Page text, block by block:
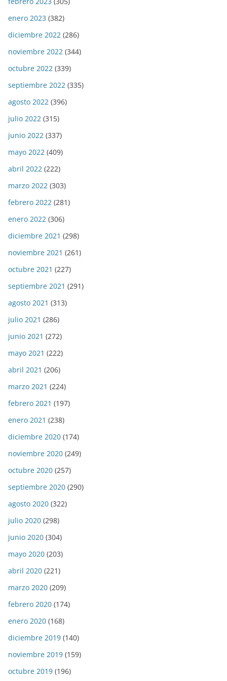
enero 2023 (382)
diciembre 2022 (286)
noviembre 2022 (344)
octubre 2022 (339)
septiembre 2022 (335)
agosto 2022 (396)
julio 2022 (315)
junio 2022 (337)
mayo 2022 (409)
abril 2022 (222)
marzo 2022 (303)
febrero 2022 (281)
enero 2022 (306)
diciembre 2021 (298)
noviembre 2021 (261)
octubre 2021 (227)
septiembre 2021 (291)
agosto 2021 (313)
julio 2021 (286)
junio 2021 (272)
mayo 2021 (222)
abril 2021 (206)
marzo 2021 (224)
febrero 2021 (197)
enero 2021 (238)
diciembre 2020 (174)
noviembre 2020 (249)
octubre 2020 (257)
septiembre 2020 (290)
agosto 2020 (322)
julio 2020 (298)
junio 2020 (304)
mayo 2020 (203)
abril 2020 (221)
marzo 2020 (209)
febrero 2020 (174)
enero 2020 (168)
diciembre 2019 (140)
noviembre 2019 (159)
octubre 2019 (196)